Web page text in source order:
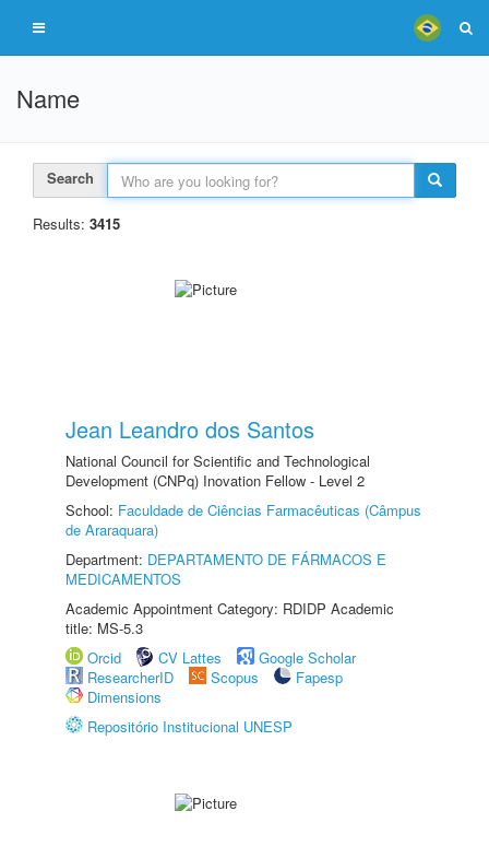
Name
Search
Results: 3415
Jean Leandro dos Santos
National Council for Scientific and Technological
Development (CNPq) Inovation Fellow - Level 2
School: Faculdade de Ciências Farmacêuticas (Câmpus
de Araraquara)
Department: DEPARTAMENTO DE FÁRMACOS E
MEDICAMENTOS
Academic Appointment Category: RDIDP Academic
title: MS-5.3
Orcid
CV Lattes
Google Scholar
ResearcherID
Scopus
Fapesp
Dimensions
Repositório Institucional UNESP